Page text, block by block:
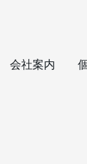
会社案内